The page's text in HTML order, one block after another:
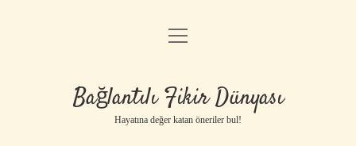
Anasayfa
Yasal Uyarı
menüyü
Bağlantılı Fikir Dünyası
Hayatına değer katan öneriler bul!